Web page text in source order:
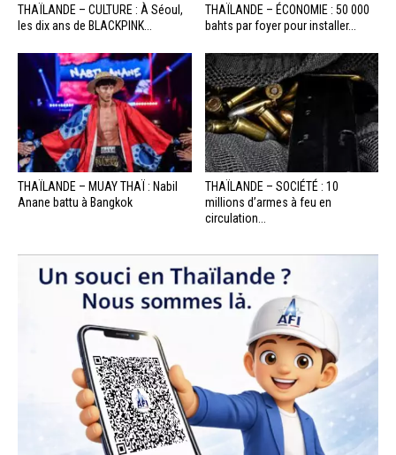
THAÏLANDE – CULTURE : À Séoul,
les dix ans de BLACKPINK...
THAÏLANDE – ÉCONOMIE : 50 000
bahts par foyer pour installer...
THAÏLANDE – MUAY THAÏ : Nabil
Anane battu à Bangkok
THAÏLANDE – SOCIÉTÉ : 10
millions d’armes à feu en
circulation...